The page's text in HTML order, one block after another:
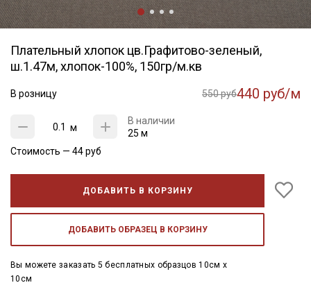
Плательный хлопок цв.Графитово-зеленый,
ш.1.47м, хлопок-100%, 150гр/м.кв
В розницу 550 руб440 руб/м
м
В наличии
25 м
Стоимость — 44руб
ДОБАВИТЬ В КОРЗИНУ
ДОБАВИТЬ ОБРАЗЕЦ В КОРЗИНУ
Вы можете заказать 5 бесплатных образцов 10см x
10см